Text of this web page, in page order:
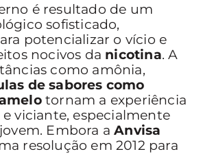
é resultado de um
sofisticado,
potencializar o vício e
nocivos da nicotina. A
como amônia,
de sabores como
tornam a experiência
viciante, especialmente
Embora aAnvisa
resolução em 2012 para